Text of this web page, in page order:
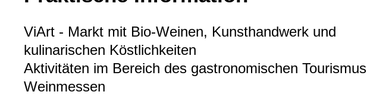
ViArt - Markt mit Bio-Weinen, Kunsthandwerk und
kulinarischen Köstlichkeiten
Aktivitäten im Bereich des gastronomischen Tourismus
Weinmessen